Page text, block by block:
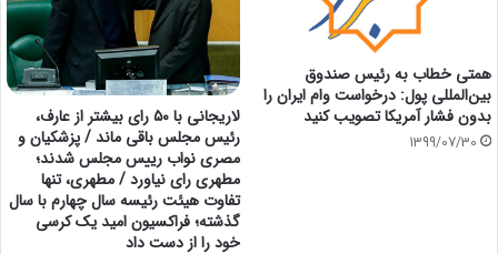
همتی خطاب به رئیس صندوق
بین‌المللی پول: درخواست وام ایران را
بدون فشار آمریکا تصویب کنید
1399/07/30
لاریجانی با ۵۰ رای بیشتر از عارف،
رئیس مجلس باقی ماند / پزشکیان و
مصری نواب رییس مجلس شدند؛
مطهری رای نیاورد / مطهری، تنها
تفاوت هیئت رئیسه سال چهارم با سال
گذشته؛ فراکسیون امید یک کرسی
خود را از دست داد